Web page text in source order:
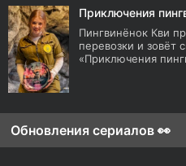
Приключения
Пингвинёнок Кви
перевозки и зовёт
«Приключения
Обновления сериалов 👀